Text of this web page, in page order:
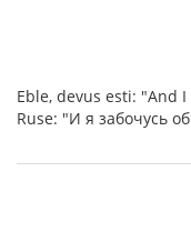
Eble, devus esti: "And
Ruse: "И я забочусь